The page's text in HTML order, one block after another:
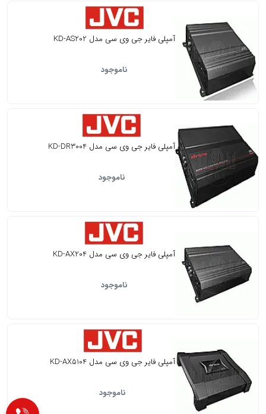
آمپلی فایر جی وی سی مدل KD-AS202
ناموجود
آمپلی فایر جی وی سی مدل KD-DR3004
ناموجود
آمپلی فایر جی وی سی مدل KD-AX204
ناموجود
آمپلی فایر جی وی سی مدل KD-AX5104
ناموجود